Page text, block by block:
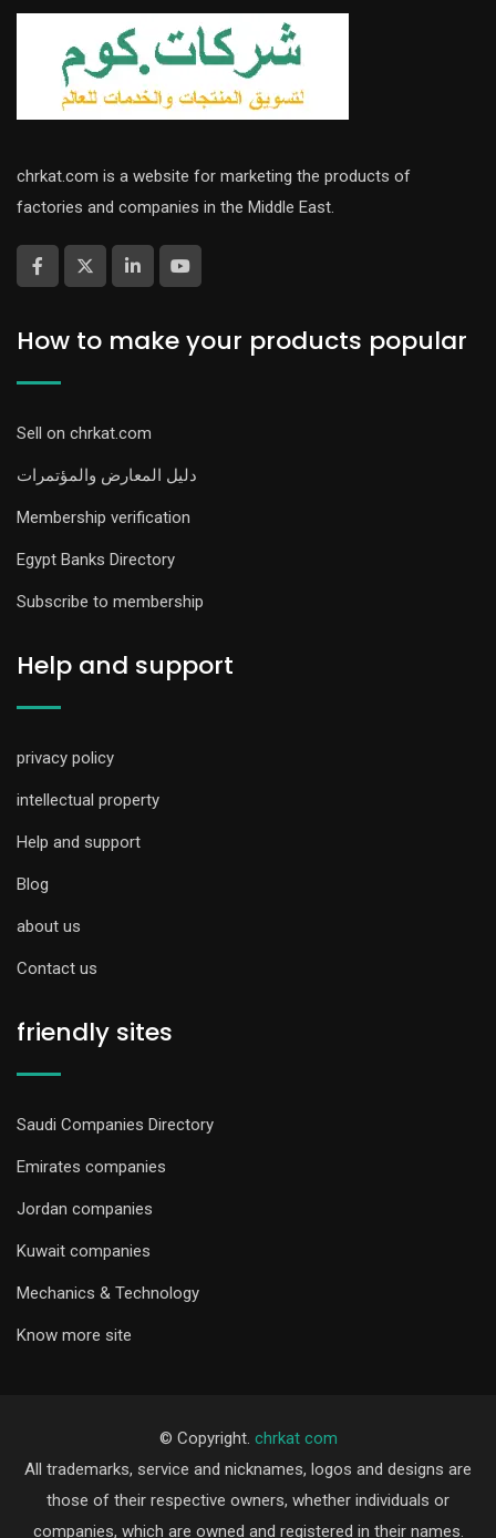
chrkat.com is a website for marketing the products of
factories and companies in the Middle East.
How to make your products popular
Sell on chrkat.com
دليل المعارض والمؤتمرات
Membership verification
Egypt Banks Directory
Subscribe to membership
Help and support
privacy policy
intellectual property
Help and support
Blog
about us
Contact us
friendly sites
Saudi Companies Directory
Emirates companies
Jordan companies
Kuwait companies
Mechanics & Technology
Know more site
© Copyright. chrkat com
All trademarks, service and nicknames, logos and designs are
those of their respective owners, whether individuals or
companies, which are owned and registered in their names.